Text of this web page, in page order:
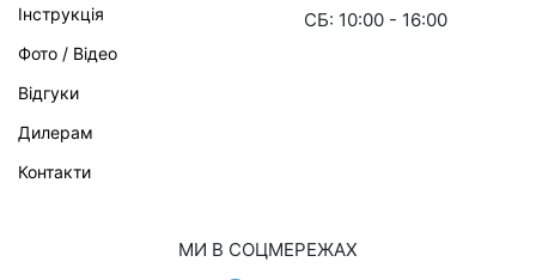
СБ: 10:00 - 16:00
Інструкція
Фото / Відео
Відгуки
Дилерам
Контакти
МИ В СОЦМЕРЕЖАХ